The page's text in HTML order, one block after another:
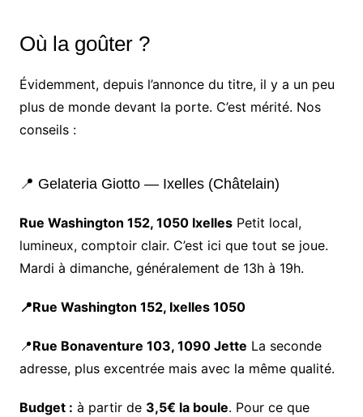
Où la goûter ?
Évidemment, depuis l’annonce du titre, il y a un peu
plus de monde devant la porte. C’est mérité. Nos
conseils :
📍 Gelateria Giotto — Ixelles (Châtelain)
Rue Washington 152, 1050 IxellesPetit local,
lumineux, comptoir clair. C’est ici que tout se joue.
Mardi à dimanche, généralement de 13h à 19h.
📍Rue Washington 152, Ixelles 1050
📍Rue Bonaventure 103, 1090 Jette La seconde
adresse, plus excentrée mais avec la même qualité.
Budget : à partir de 3,5€ la boule. Pour ce que